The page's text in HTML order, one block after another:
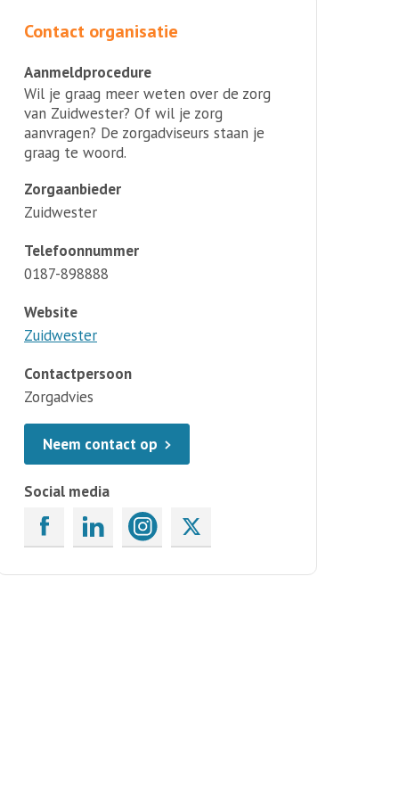
Contact organisatie
Aanmeldprocedure
Wil je graag meer weten over de zorg
van Zuidwester? Of wil je zorg
aanvragen? De zorgadviseurs staan je
graag te woord.
Zorgaanbieder
Zuidwester
Telefoonnummer
0187-898888
Website
Zuidwester
Contactpersoon
Zorgadvies
Neem contact op
Social media